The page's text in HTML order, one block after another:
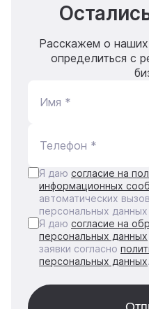
Расскажем о
определиться с
Имя *
Телефон *
Я даю согласие на
информационных
автоматических
персональных
Я даю согласие на
персональных данных
заявки согласно
персональных данных